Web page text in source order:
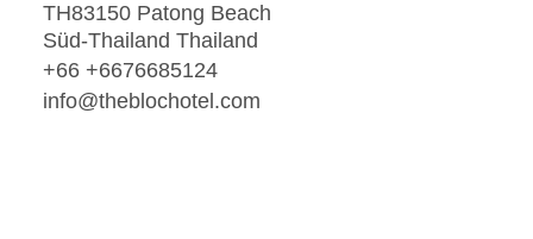
TH83150 Patong Beach
Süd-Thailand Thailand
+66 +6676685124
info@theblochotel.com